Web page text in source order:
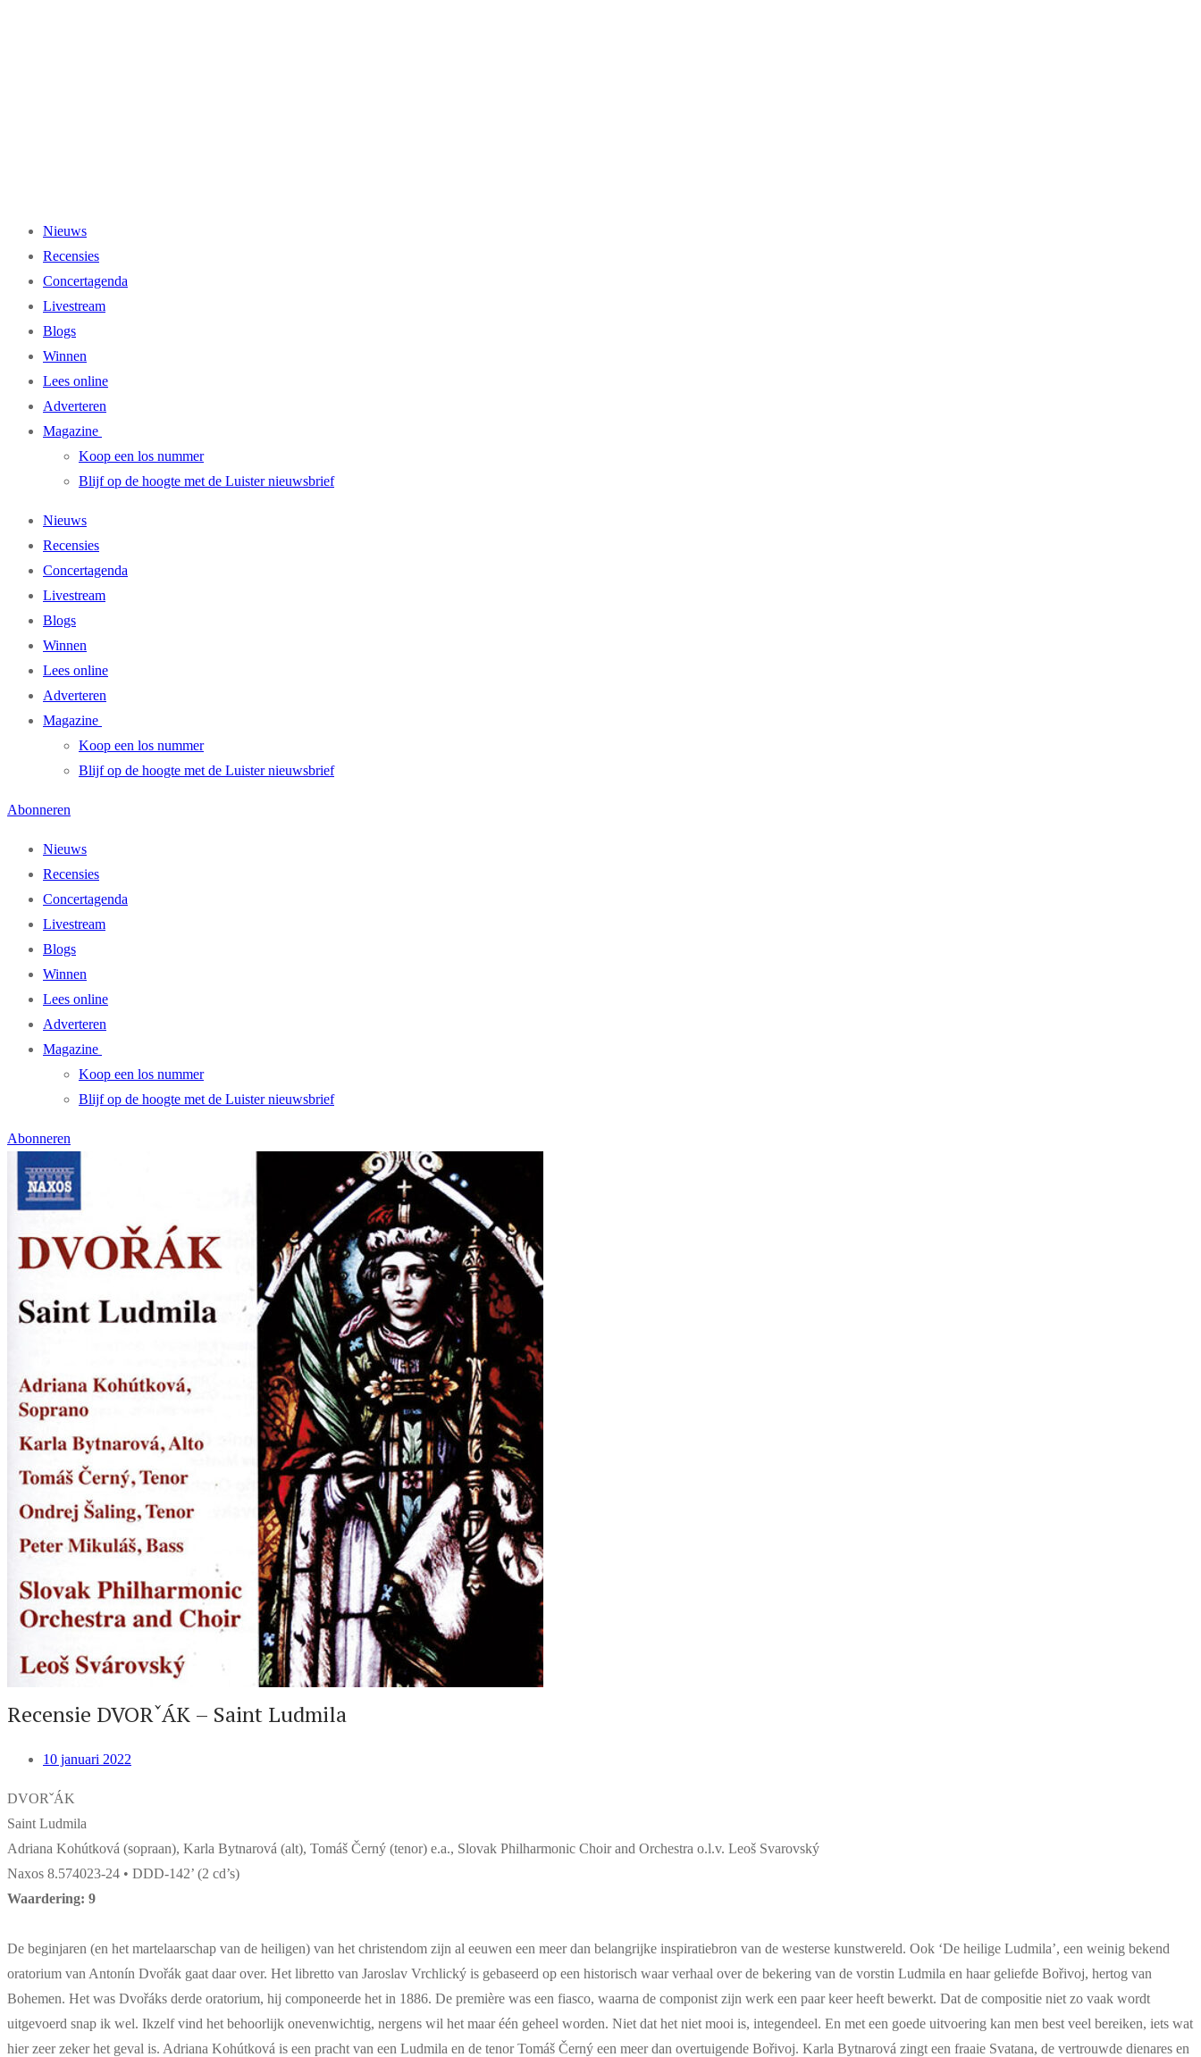
Nieuws
Recensies
Concertagenda
Livestream
Blogs
Winnen
Lees online
Adverteren
Magazine
Koop een los nummer
Blijf op de hoogte met de Luister nieuwsbrief
Nieuws
Recensies
Concertagenda
Livestream
Blogs
Winnen
Lees online
Adverteren
Magazine
Koop een los nummer
Blijf op de hoogte met de Luister nieuwsbrief
Abonneren
Nieuws
Recensies
Concertagenda
Livestream
Blogs
Winnen
Lees online
Adverteren
Magazine
Koop een los nummer
Blijf op de hoogte met de Luister nieuwsbrief
Abonneren
Recensie DVORˇÁK – Saint Ludmila
10 januari 2022
DVORˇÁK
Saint Ludmila
Adriana Kohútková (sopraan), Karla Bytnarová (alt), Tomáš Černý (tenor) e.a., Slovak Philharmonic Choir and Orchestra o.l.v. Leoš Svarovský
Naxos 8.574023-24 • DDD-142’ (2 cd’s)
Waardering: 9
De beginjaren (en het martelaarschap van de heiligen) van het christendom zijn al eeuwen een meer dan belangrijke inspiratiebron van de westerse kunstwereld. Ook ‘De heilige Ludmila’, een weinig bekend
oratorium van Antonín Dvořák gaat daar over. Het libretto van Jaroslav Vrchlický is gebaseerd op een historisch waar verhaal over de bekering van de vorstin Ludmila en haar geliefde Bořivoj, hertog van
Bohemen. Het was Dvořáks derde oratorium, hij componeerde het in 1886. De première was een fiasco, waarna de componist zijn werk een paar keer heeft bewerkt. Dat de compositie niet zo vaak wordt
uitgevoerd snap ik wel. Ikzelf vind het behoorlijk onevenwichtig, nergens wil het maar één geheel worden. Niet dat het niet mooi is, integendeel. En met een goede uitvoering kan men best veel bereiken, iets wat
hier zeer zeker het geval is. Adriana Kohútková is een pracht van een Ludmila en de tenor Tomáš Černý een meer dan overtuigende Bořivoj. Karla Bytnarová zingt een fraaie Svatana, de vertrouwde dienares en